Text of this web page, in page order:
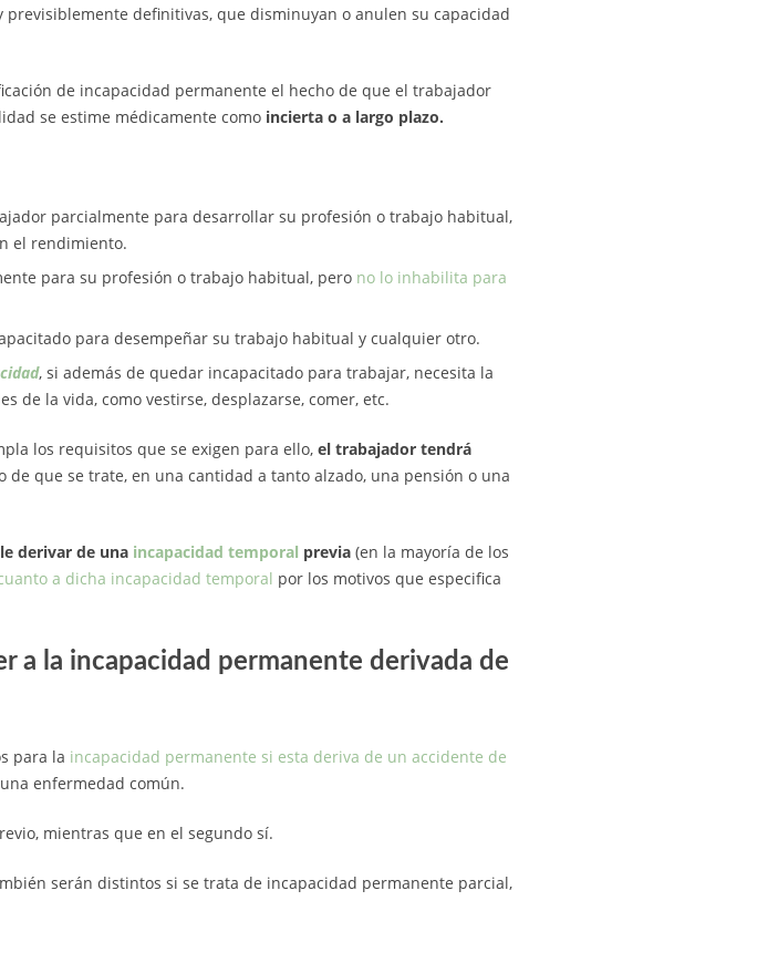
definitivas, que disminuyan o anulen su capacidad
de incapacidad permanente el hecho de que el trabajador
se estime médicamente como incierta o a largo plazo.
parcialmente para desarrollar su profesión o trabajo habitual,
el rendimiento.
para su profesión o trabajo habitual, pero no lo inhabilita para
para desempeñar su trabajo habitual y cualquier otro.
, si además de quedar incapacitado para trabajar, necesita la
de la vida, como vestirse, desplazarse, comer, etc.
los requisitos que se exigen para ello, el trabajador tendrá
de que se trate, en una cantidad a tanto alzado, una pensión o una
derivar de una incapacidad temporal previa (en la mayoría de los
a dicha incapacidad temporal por los motivos que especifica
a la incapacidad permanente derivada de
para la incapacidad permanente si esta deriva de un accidente de
enfermedad común.
mientras que en el segundo sí.
serán distintos si se trata de incapacidad permanente parcial,